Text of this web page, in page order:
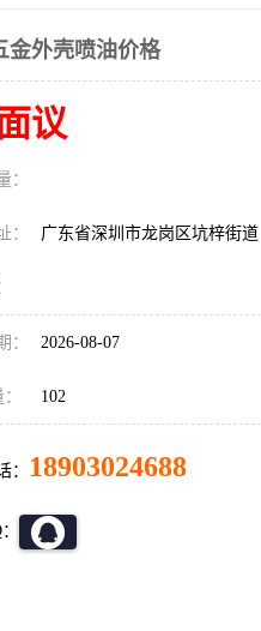
金外壳喷油价格
议
：
： 广东省深圳市龙岗区坑梓街道
： 2026-08-07
102
： 18903024688